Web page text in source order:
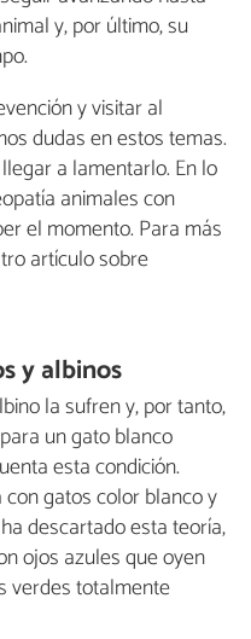
y, por último, su
y visitar al
dudas en estos temas.
a lamentarlo. En lo
animales con
el momento. Para más
artículo sobre
y albinos
la sufren y, por tanto,
un gato blanco
esta condición.
gatos color blanco y
descartado esta teoría,
ojos azules que oyen
verdes totalmente